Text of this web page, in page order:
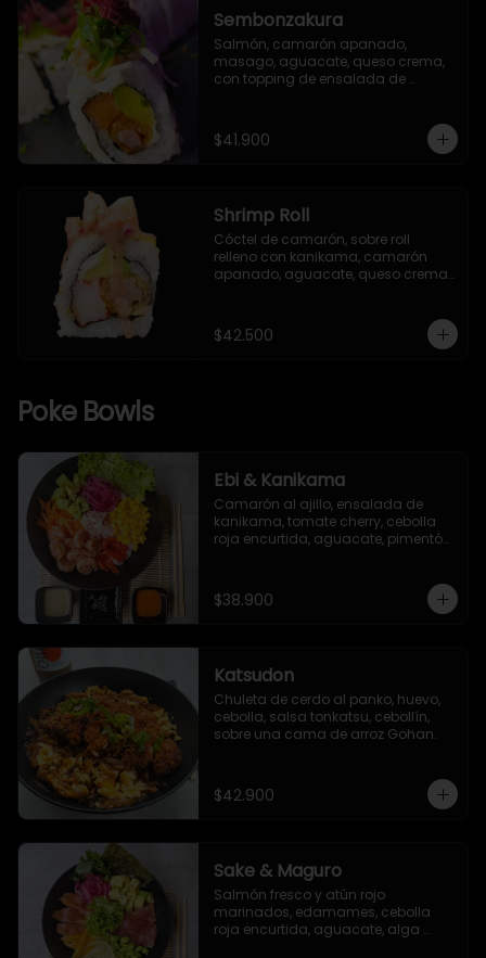
Sembonzakura
Salmón, camarón apanado,
masago, aguacate, queso crema,
con topping de ensalada de
$41.900
Shrimp Roll
Cóctel de camarón, sobre roll
relleno con kanikama, camarón
apanado, aguacate, queso crema,
semillas de ajonjolí mixto.
$42.500
Poke Bowls
Ebi & Kanikama
Camarón al ajillo, ensalada de
kanikama, tomate cherry, cebolla
roja encurtida, aguacate, pimentón
$38.900
Katsudon
Chuleta de cerdo al panko, huevo,
cebolla, salsa tonkatsu, cebollín,
sobre una cama de arroz Gohan.
$42.900
Sake & Maguro
Salmón fresco y atún rojo
marinados, edamames, cebolla
roja encurtida, aguacate, alga